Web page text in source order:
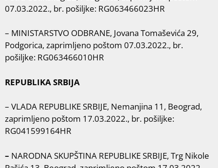
07.03.2022., br. pošiljke: RG063466023HR
– MINISTARSTVO ODBRANE, Jovana Tomaševića 29,
Podgorica, zaprimljeno poštom 07.03.2022., br.
pošiljke: RG063466010HR
REPUBLIKA SRBIJA
– VLADA REPUBLIKE SRBIJE, Nemanjina 11, Beograd,
zaprimljeno poštom 17.03.2022., br. pošiljke:
RG041599164HR
– NARODNA SKUPŠTINA REPUBLIKE SRBIJE, Trg Nikole